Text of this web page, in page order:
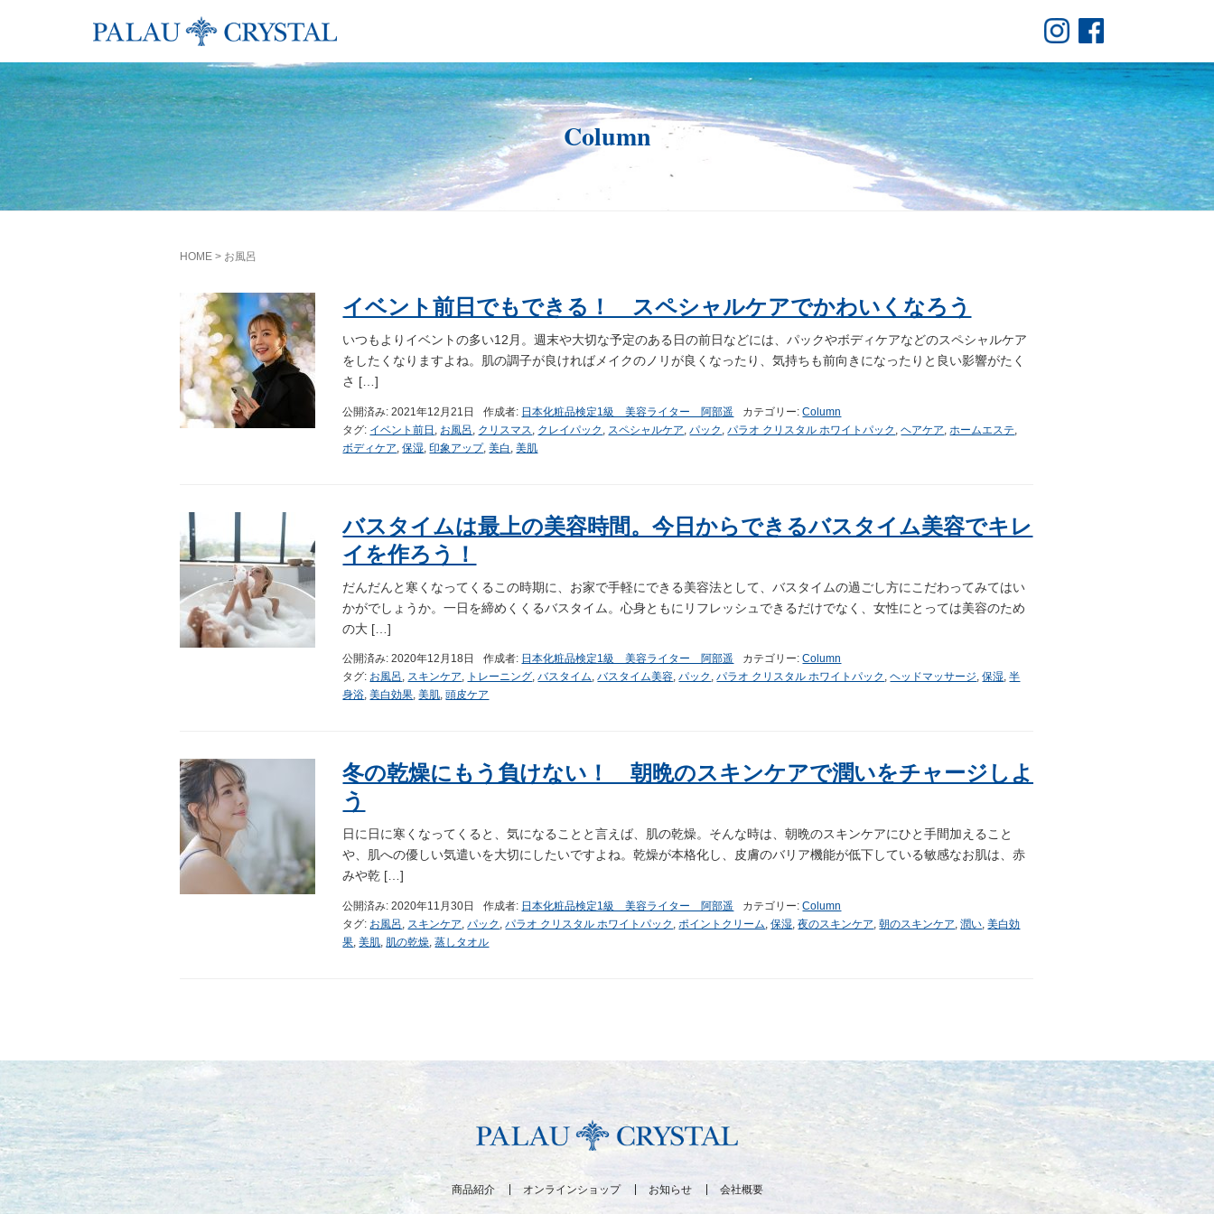
Column
HOME > お風呂
イベント前日でもできる！ スペシャルケアでかわいくなろう
いつもよりイベントの多い12月。週末や大切な予定のある日の前日などには、パックやボディケアなどのスペシャルケア
をしたくなりますよね。肌の調子が良ければメイクのノリが良くなったり、気持ちも前向きになったりと良い影響がたく
さ […]
公開済み: 2021年12月21日 作成者: 日本化粧品検定1級 美容ライター 阿部遥 カテゴリー:Column
タグ: イベント前日 お風呂 クリスマス クレイパック スペシャルケア ,パック ,パラオ クリスタル ホワイトパック ,ヘアケア ホームエステ
ボディケア ,保湿 ,印象アップ,美白 ,美肌
バスタイムは最上の美容時間。今日からできるバスタイム美容でキレ
イを作ろう！
だんだんと寒くなってくるこの時期に、お家で手軽にできる美容法として、バスタイムの過ごし方にこだわってみてはい
かがでしょうか。一日を締めくくるバスタイム。心身ともにリフレッシュできるだけでなく、女性にとっては美容のため
の大 […]
公開済み: 2020年12月18日 作成者: 日本化粧品検定1級 美容ライター 阿部遥 カテゴリー:Column
タグ: お風呂, スキンケア, トレーニング,バスタイム,バスタイム美容,パック ,パラオ クリスタル ホワイトパック ,ヘッドマッサージ,保湿,半
身浴,美白効果,美肌,頭皮ケア
冬の乾燥にもう負けない！ 朝晩のスキンケアで潤いをチャージしよ
う
日に日に寒くなってくると、気になることと言えば、肌の乾燥。そんな時は、朝晩のスキンケアにひと手間加えること
や、肌への優しい気遣いを大切にしたいですよね。乾燥が本格化し、皮膚のバリア機能が低下している敏感なお肌は、赤
みや乾 […]
公開済み: 2020年11月30日 作成者: 日本化粧品検定1級 美容ライター 阿部遥 カテゴリー:Column
タグ: お風呂 スキンケア ,パック ,パラオ クリスタル ホワイトパック ポイントクリーム ,保湿 ,夜のスキンケア ,朝のスキンケア ,潤い ,美白効
果 ,美肌 肌の乾燥 ,蒸しタオル
商品紹介 オンラインショップ お知らせ 会社概要